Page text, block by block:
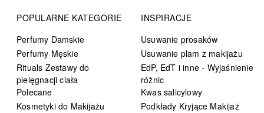
POPULARNE KATEGORIE
Perfumy Damskie
Perfumy Męskie
Rituals Zestawy do
pielęgnacji ciała
Polecane
Kosmetyki do Makijażu
INSPIRACJE
Usuwanie prosaków
Usuwanie plam z makijażu
EdP, EdT i inne - Wyjaśnienie
różnic
Kwas salicylowy
Podkłady Kryjące Makijaż